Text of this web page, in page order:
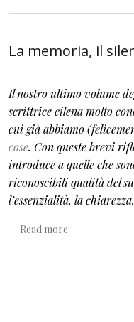
La memoria, il
Il nostro ultimo volume
scrittrice cilena molto
cui già abbiamo
cose. Con queste brevi
introduce a quelle che
riconoscibili qualità del
l’essenzialità, la
Read more